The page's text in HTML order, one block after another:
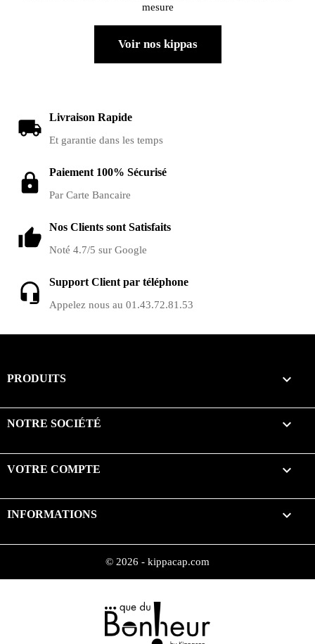
mesure
Voir nos kippas
Livraison Rapide
Et garantie dans les temps
Paiement 100% Sécurisé
Par Carte Bancaire
Nos Clients sont Satisfaits
Noté 4.7/5 sur Google
Support Client par téléphone
Appelez nous au 01.43.72.81.53
PRODUITS 
NOTRE SOCIÉTÉ 
VOTRE COMPTE 
INFORMATIONS keyboard_arrow_down
© 2026 - kippacap.com